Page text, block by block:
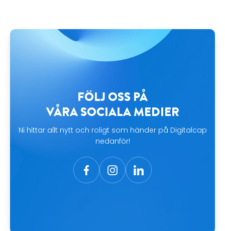
FÖLJ OSS PÅ
VÅRA SOCIALA MEDIER
Ni hittar allt nytt och roligt som händer på Digitalcap
nedanför!